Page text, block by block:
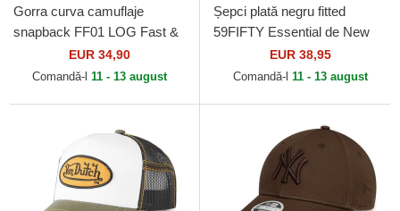
Gorra curva camuflaje
snapback FF01 LOG Fast &
Furious de Capslab
EUR 34,90
Comandă-l 11 - 13 august
Șepci plată negru fitted
59FIFTY Essential de New
York Yankees MLB de New
Era
EUR 38,95
Comandă-l 11 - 13 august